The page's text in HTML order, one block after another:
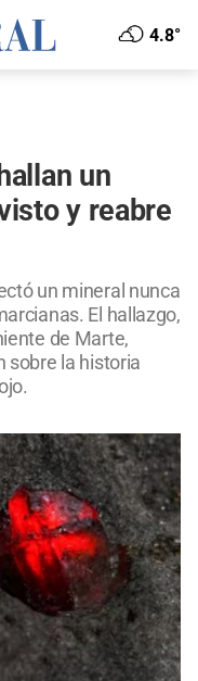
4.8°
un
y reabre
un mineral nunca
El hallazgo,
de Marte,
sobre la historia